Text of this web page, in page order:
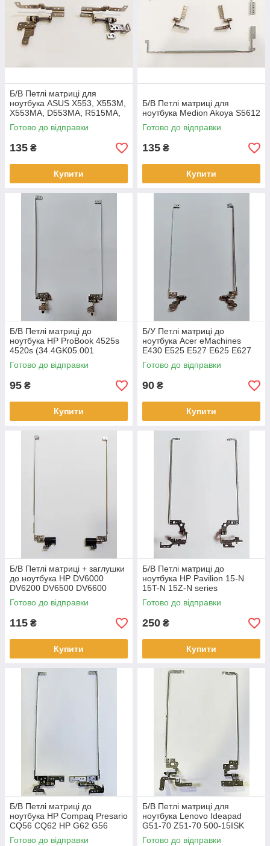
Б/В Петлі матриці для
ноутбука ASUS X553, X553M,
X553MA, D553MA, R515MA,
F553MA, A553M, K553M
Готово до відправки
135 ₴
Купити
Б/В Петлі матриці для
ноутбука Medion Akoya S5612
Готово до відправки
135 ₴
Купити
Б/В Петлі матриці до
ноутбука HP ProBook 4525s
4520s (34.4GK05.001
34.4GK04.001)
Готово до відправки
95 ₴
Купити
Б/У Петлі матриці до
ноутбука Acer eMachines
E430 E525 E527 E625 E627
E630 E725
(AM06R000900, AM06R000A0
Готово до відправки
90 ₴
Купити
Б/В Петлі матриці + заглушки
до ноутбука HP DV6000
DV6200 DV6500 DV6600
DV6700 (FBAT8001012,
FBAT8002019)
Готово до відправки
115 ₴
Купити
Б/В Петлі матриці до
ноутбука HP Pavilion 15-N
15T-N 15Z-N series
(FBU86005010
FBU86006010)
Готово до відправки
250 ₴
Купити
Б/В Петлі матриці до
ноутбука HP Compaq Presario
CQ56 CQ62 HP G62 G56
(FBAX6016010,
Готово до відправки
Б/В Петлі матриці для
ноутбука Lenovo Ideapad
G51-70 Z51-70 500-15ISK
500-15ACZ (AM1BJ000100,
Готово до відправки